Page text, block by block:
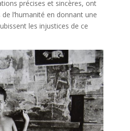
précises et sincères, ont
l’humanité en donnant une
les injustices de ce